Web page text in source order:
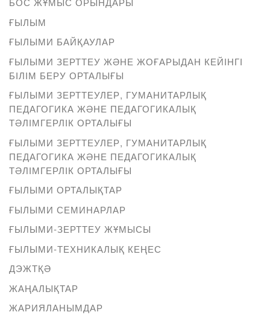
ҒЫЛЫМ
ҒЫЛЫМИ БАЙҚАУЛАР
ҒЫЛЫМИ ЗЕРТТЕУ ЖӘНЕ ЖОҒАРЫДАН КЕЙІНГІ
БІЛІМ БЕРУ ОРТАЛЫҒЫ
ҒЫЛЫМИ ЗЕРТТЕУЛЕР, ГУМАНИТАРЛЫҚ
ПЕДАГОГИКА ЖӘНЕ ПЕДАГОГИКАЛЫҚ
ТӘЛІМГЕРЛІК ОРТАЛЫҒЫ
ҒЫЛЫМИ ЗЕРТТЕУЛЕР, ГУМАНИТАРЛЫҚ
ПЕДАГОГИКА ЖӘНЕ ПЕДАГОГИКАЛЫҚ
ТӘЛІМГЕРЛІК ОРТАЛЫҒЫ
ҒЫЛЫМИ ОРТАЛЫҚТАР
ҒЫЛЫМИ СЕМИНАРЛАР
ҒЫЛЫМИ-ЗЕРТТЕУ ЖҰМЫСЫ
ҒЫЛЫМИ-ТЕХНИКАЛЫҚ КЕҢЕС
ДЭЖТҚӘ
ЖАҢАЛЫҚТАР
ЖАРИЯЛАНЫМДАР